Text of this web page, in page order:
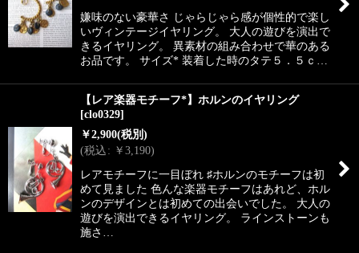
嫌味のない豪華さ じゃらじゃら感が個性的で楽し
いヴィンテージイヤリング。 大人の遊びを演出で
きるイヤリング。 異素材の組み合わせで華のある
お品です。 サイズ* 装着した時のタテ５．５ｃ…
【レア楽器モチーフ*】ホルンのイヤリング
[clo0329]
￥2,900(税別)
(税込: ￥3,190)
レアモチーフに一目ぼれ ♯ホルンのモチーフは初
めて見ました 色んな楽器モチーフはあれど、ホル
ンのデザインとは初めての出会いでした。 大人の
遊びを演出できるイヤリング。 ラインストーンも
施さ…